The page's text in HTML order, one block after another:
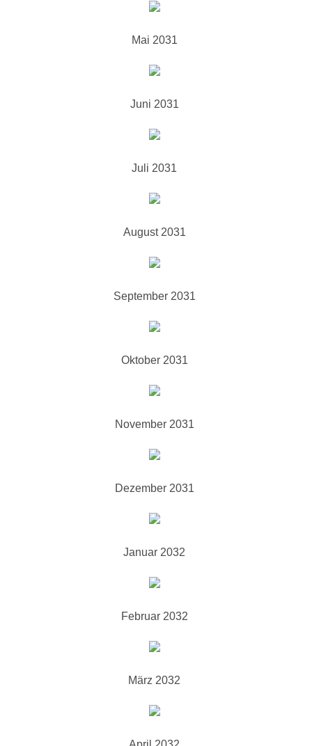
Mai 2031
Juni 2031
Juli 2031
August 2031
September 2031
Oktober 2031
November 2031
Dezember 2031
Januar 2032
Februar 2032
März 2032